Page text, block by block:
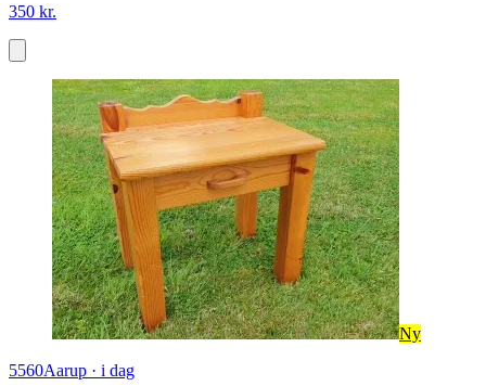
350 kr.
Ny
5560Aarup · i dag